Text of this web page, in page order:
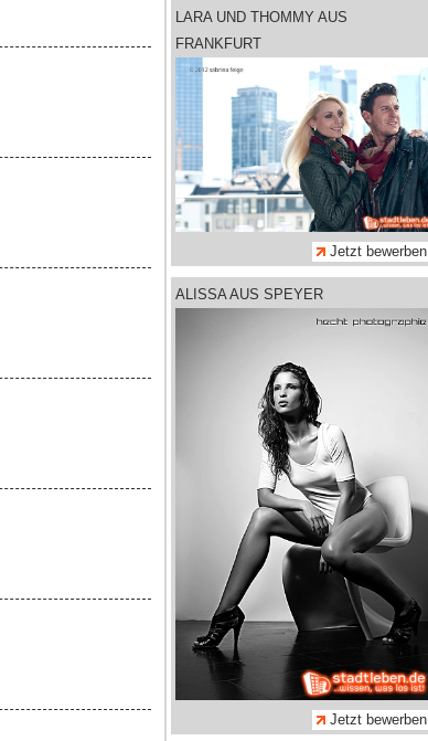
LARA UND THOMMY AUS
FRANKFURT
Jetzt bewerben
ALISSA AUS SPEYER
Jetzt bewerben